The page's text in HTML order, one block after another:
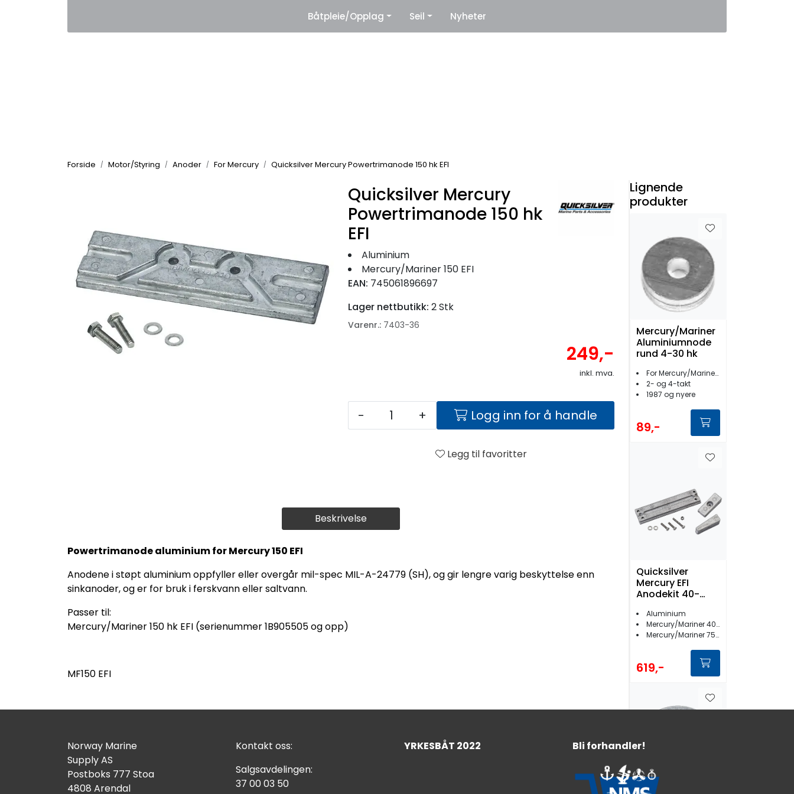
Leverandører
Båtpleie/Opplag Seil Nyheter
Forside Motor/Styring Anoder For Mercury Quicksilver Mercury Powertrimanode 150 hk EFI
Beskrivelse
Powertrimanode aluminium for Mercury 150 EFI
Anodene i støpt aluminium oppfyller eller overgår mil-spec MIL-A-24779 (SH), og gir lengre varig beskyttelse enn
sinkanoder, og er for bruk i ferskvann eller saltvann.
Passer til:
Mercury/Mariner 150 hk EFI (serienummer 1B905505 og opp)
MF150 EFI
Quicksilver Mercury
Powertrimanode 150 hk
EFI
Aluminium
Mercury/Mariner 150 EFI
EAN: 745061896697
Lager nettbutikk: 2 Stk
Varenr.: 7403-36
249,-
inkl. mva.
- + Logg inn for å handle
Legg til favoritter
Lignende
produkter
Mercury/Mariner
Aluminiumnode
rund 4-30 hk
For Mercury/Mariner 4 - 30 hk
2- og 4-takt
1987 og nyere
89,-
Quicksilver
Mercury EFI
Anodekit 40-
Aluminium
Mercury/Mariner 40-60 EFI Bigfoot
Mercury/Mariner 75-115 EFI
619,-
Norway Marine
Supply AS
Postboks 777 Stoa
4808 Arendal
Kontakt oss:
Salgsavdelingen:
37 00 03 50
YRKESBÅT 2022 Bli forhandler!